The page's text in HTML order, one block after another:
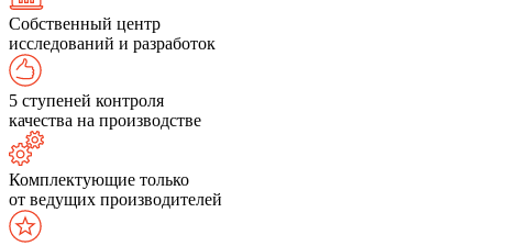
Собственный центр
исследований и разработок
5 ступеней контроля
качества на производстве
Комплектующие только
от ведущих производителей